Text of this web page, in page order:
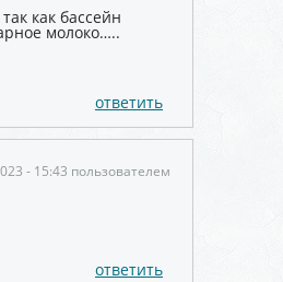
как бассейн
молоко…..
ответить
- 15:43 пользователем
ответить